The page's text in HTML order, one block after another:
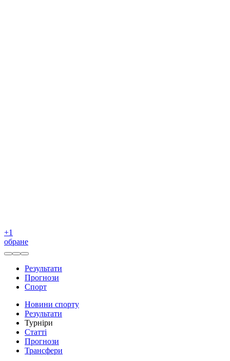
+1
обране
Результати
Прогнози
Спорт
Новини спорту
Результати
Турніри
Статті
Прогнози
Трансфери